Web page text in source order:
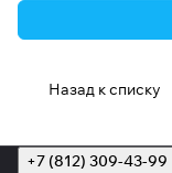
Назад к списку
+7 (812) 309-43-99